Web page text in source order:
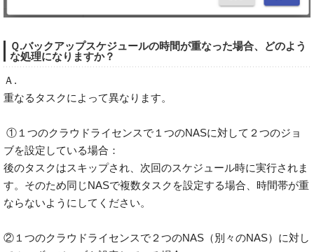
Ｑ.バックアップスケジュールの時間が重なった場合、どのよう
な処理になりますか？
Ａ.
重なるタスクによって異なります。
①１つのクラウドライセンスで１つのNASに対して２つのジョ
ブを設定している場合：
後のタスクはスキップされ、次回のスケジュール時に実行されま
す。そのため同じNASで複数タスクを設定する場合、時間帯が重
ならないようにしてください。
②１つのクラウドライセンスで２つのNAS（別々のNAS）に対し